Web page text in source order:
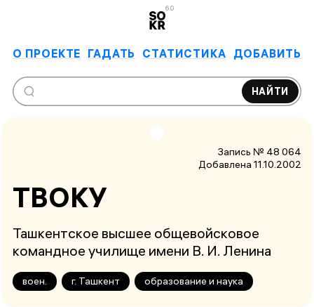
6.0
О ПРОЕКТЕ ГАДАТЬ СТАТИСТИКА ДОБАВИТЬ
НАЙТИ
Запись № 48 064
Добавлена 11.10.2002
ТВОКУ
Ташкентское высшее общевойсковое
командное училище имени В. И. Ленина
воен. г. Ташкент образование и наука